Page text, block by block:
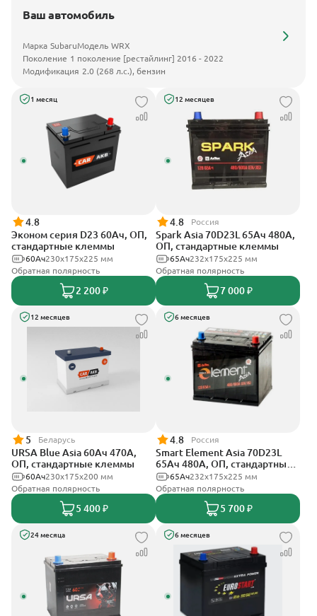
Ваш автомобиль
Марка SubaruМодель WRX
Поколение 1 поколение [рестайлинг] 2016 - 2022
Модификация 2.0 (268 л.с.), бензин
1 месяц
4.8
Эконом серия D23 60Ач, ОП,
стандартные клеммы
230x175x225 мм
60Ач
Обратная полярность
2 200 ₽
12 месяцев
4.8 Россия
Spark Asia 70D23L 65Ач 480А,
ОП, стандартные клеммы
232x175x225 мм
65Ач
Обратная полярность
7 000 ₽
12 месяцев
5 Беларусь
URSA Blue Asia 60Ач 470А,
ОП, стандартные клеммы
230x175x200 мм
60Ач
Обратная полярность
5 400 ₽
6 месяцев
4.8 Россия
Smart Element Asia 70D23L
65Ач 480А, ОП, стандартные
клеммы232х175х225 мм
65Ач
Обратная полярность
5 700 ₽
24 месяца 6 месяцев